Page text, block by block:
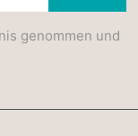
genommen und